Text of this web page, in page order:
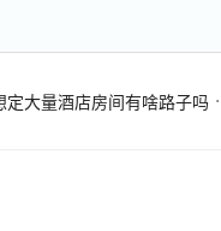
定大量酒店房间有啥路子吗